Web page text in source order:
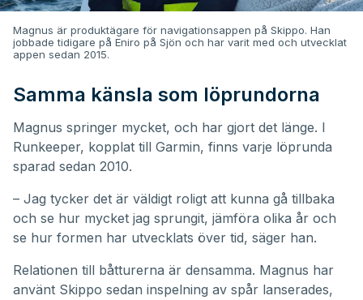
Magnus är produktägare för navigationsappen på Skippo. Han
jobbade tidigare på Eniro på Sjön och har varit med och utvecklat
appen sedan 2015.
Samma känsla som löprundorna
Magnus springer mycket, och har gjort det länge. I
Runkeeper, kopplat till Garmin, finns varje löprunda
sparad sedan 2010.
– Jag tycker det är väldigt roligt att kunna gå tillbaka
och se hur mycket jag sprungit, jämföra olika år och
se hur formen har utvecklats över tid, säger han.
Relationen till båtturerna är densamma. Magnus har
använt Skippo sedan inspelning av spår lanserades,